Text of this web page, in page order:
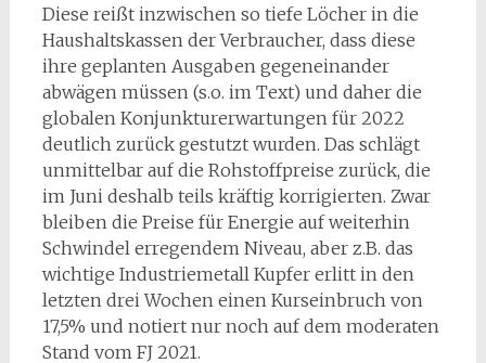
Diese reißt inzwischen so tiefe Löcher in die
Haushaltskassen der Verbraucher, dass diese
ihre geplanten Ausgaben gegeneinander
abwägen müssen (s.o. im Text) und daher die
globalen Konjunkturerwartungen für 2022
deutlich zurück gestutzt wurden. Das schlägt
unmittelbar auf die Rohstoffpreise zurück, die
im Juni deshalb teils kräftig korrigierten. Zwar
bleiben die Preise für Energie auf weiterhin
Schwindel erregendem Niveau, aber z.B. das
wichtige Industriemetall Kupfer erlitt in den
letzten drei Wochen einen Kurseinbruch von
17,5% und notiert nur noch auf dem moderaten
Stand vom FJ 2021.